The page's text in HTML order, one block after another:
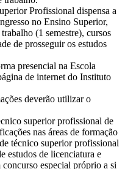
Profissional dispensa a
no Ensino Superior,
(1 semestre), cursos
de prosseguir os estudos
presencial na Escola
de internet do Instituto
deverão utilizar o
superior profissional de
nas áreas de formação
técnico superior profissional
estudos de licenciatura e
especial próprio a si